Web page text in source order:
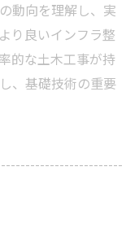
動向を理解し、実
り良いインフラ整
的な土木工事が持
、基礎技術の重要